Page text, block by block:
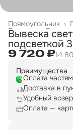
Прямоугольник ›
Главная ›
Вывеска
подсветкой
9 720 ₽14
Преимущества
Оплата
Доставка в
Удобный
Оплата —